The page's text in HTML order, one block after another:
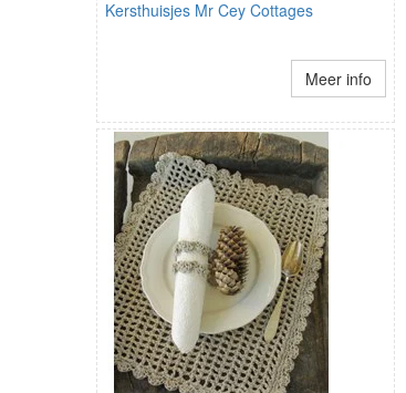
Kersthuisjes Mr Cey Cottages
Meer info